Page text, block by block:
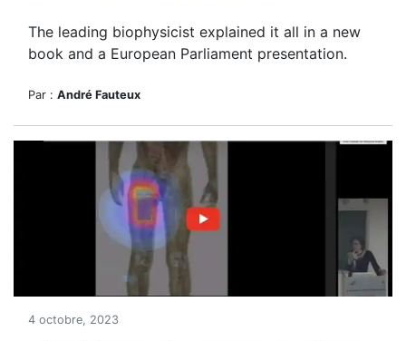
The leading biophysicist explained it all in a new
book and a European Parliament presentation.
Par : André Fauteux
4 octobre, 2023